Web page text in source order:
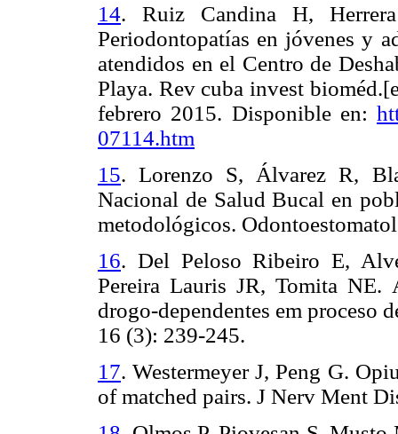
14. Ruiz Candina H,
Periodontopatías en jóvenes y
atendidos en el Centro de
Playa. Rev cuba invest
febrero 2015. Disponible en:
07114.htm
15.Lorenzo S, Álvarez R,
Nacional de Salud Bucal en
metodológicos.
16. Del Peloso Ribeiro E,
Pereira Lauris JR, Tomita NE.
drogo-dependentes em proceso
16 (3): 239-245.
17.Westermeyer J, Peng G.
of matched pairs. J Nerv Ment